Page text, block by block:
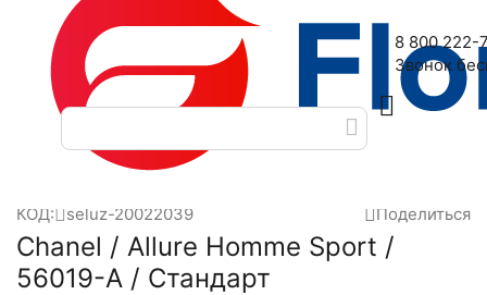
Наш адрес: 2-я Дубровская улица, 6
8 800 222-
Звонок
КОД: seluz-20022039 Поделиться
Chanel / Allure Homme Sport /
56019-A / Стандарт